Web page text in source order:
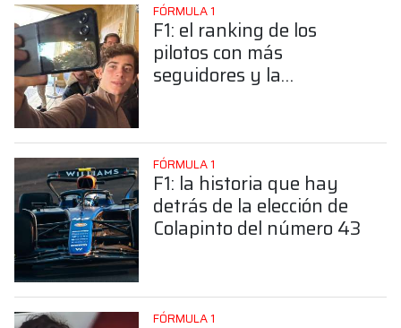
FÓRMULA 1
F1: el ranking de los
pilotos con más
seguidores y la
FÓRMULA 1
F1: la historia que hay
detrás de la elección de
Colapinto del número 43
FÓRMULA 1